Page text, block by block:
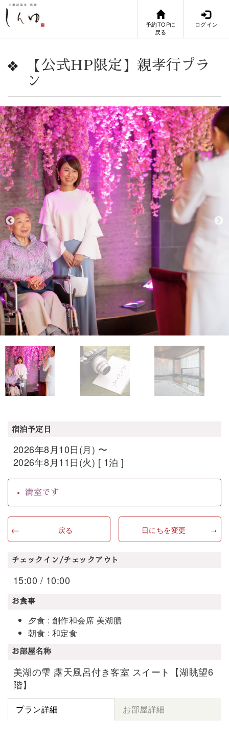
予約TOPに
戻る
ログイン
【公式HP限定】親孝行プラ
ン
宿泊予定日
2026年8月10日(月) 〜
2026年8月11日(火) [ 1泊 ]
満室です
戻る 日にちを変更
チェックイン/チェックアウト
15:00 / 10:00
お食事
夕食 : 創作和会席 美湖膳
朝食 : 和定食
お部屋名称
美湖の雫 露天風呂付き客室 スイート【湖眺望6
階】
プラン詳細 お部屋詳細